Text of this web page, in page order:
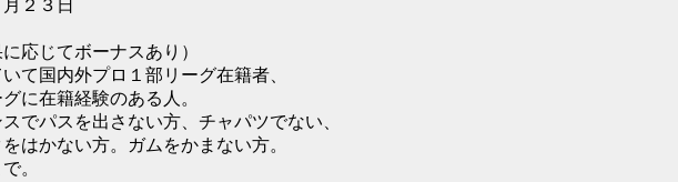
２３日
てボーナスあり）
国内外プロ１部リーグ在籍者、
経験のある人。
出さない方、チャパツでない、
方。ガムをかまない方。